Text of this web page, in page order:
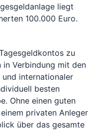
liegt
100.000 Euro.
zu
in Verbindung mit den
internationaler
besten
Ohne einen guten
privaten Anleger
über das gesamte